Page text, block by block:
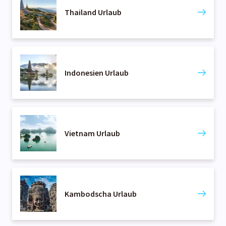
Authentizität einzutauchen, machen Indien zu einem
einzigartigen Reiseziel.
Thailand Urlaub
Indonesien Urlaub
Vietnam Urlaub
Kambodscha Urlaub